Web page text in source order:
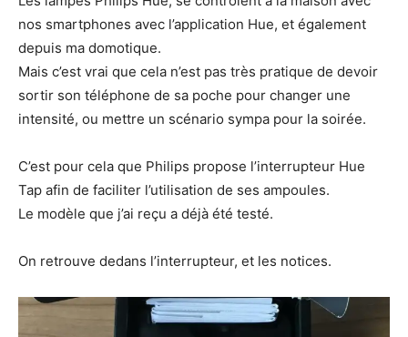
nos smartphones avec l’application Hue, et également
depuis ma domotique.
Mais c’est vrai que cela n’est pas très pratique de devoir
sortir son téléphone de sa poche pour changer une
intensité, ou mettre un scénario sympa pour la soirée.
C’est pour cela que Philips propose l’interrupteur Hue
Tap afin de faciliter l’utilisation de ses ampoules.
Le modèle que j’ai reçu a déjà été testé.
On retrouve dedans l’interrupteur, et les notices.